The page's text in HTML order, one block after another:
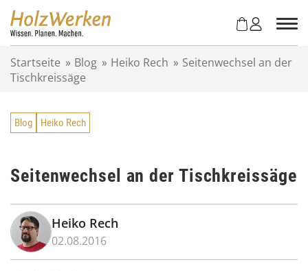
Startseite » Blog » Heiko Rech » Seitenwechsel an der
Tischkreissäge
Blog Heiko Rech
Seitenwechsel an der Tischkreissäge
Heiko Rech
02.08.2016